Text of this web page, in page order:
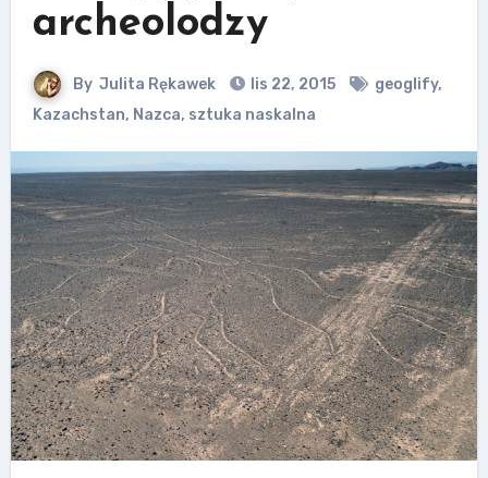
archeolodzy
By Julita Rękawek lis 22, 2015 geoglify,
Kazachstan, Nazca, sztuka naskalna